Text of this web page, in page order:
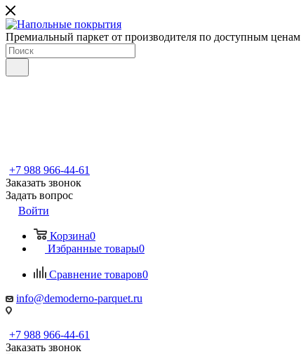
Премиальный паркет от производителя по доступным ценам
+7 988 966-44-61
Заказать звонок
Задать вопрос
Войти
Корзина0
Избранные товары0
Сравнение товаров0
info@demoderno-parquet.ru
+7 988 966-44-61
Заказать звонок